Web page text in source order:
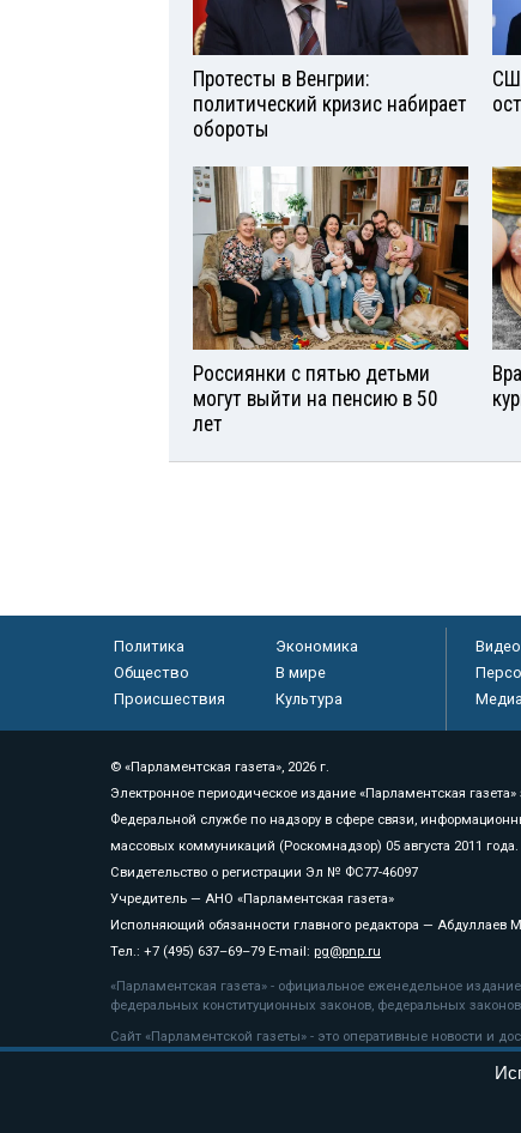
Протесты в Венгрии:
политический кризис набирает
обороты
Россиянки с пятью детьми
могут выйти на пенсию в 50
лет
Политика
Экономика
Общество
В мире
Происшествия
Культура
Видео
© «Парламентская газета», 2026 г.
Электронное периодическое издание «Парламентская газета»
Федеральной службе по надзору в сфере связи,
массовых коммуникаций (Роскомнадзор) 05 августа 2011 года.
Свидетельство о регистрации Эл № ФС77-46097
Учредитель — АНО «Парламентская газета»
Исполняющий обязанности главного редактора — Абдуллаев
Тел.: +7 (495) 637–69–79 E-mail: pg@pnp.ru
«Парламентская газета» - официальное еженедельное
федеральных конституционных законов, федеральных
Сайт «Парламентской газеты» - это оперативные новости и
«Парламентской газеты» активная ссылка на pnp.ru
рекомендательные